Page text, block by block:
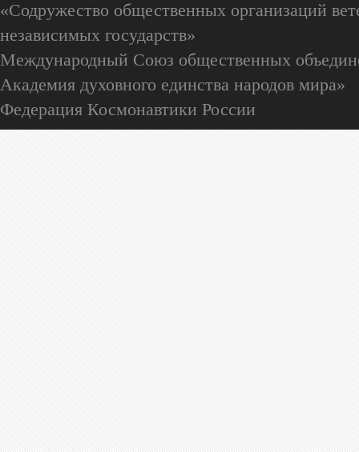
«Содружество общественных организаций
независимых государств»
Международный Союз общественных
Академия духовного единства народов мира»
Федерация Космонавтики России